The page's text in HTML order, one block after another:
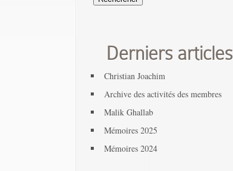
Derniers articles
Christian Joachim
Archive des activités des membres
Malik Ghallab
Mémoires 2025
Mémoires 2024